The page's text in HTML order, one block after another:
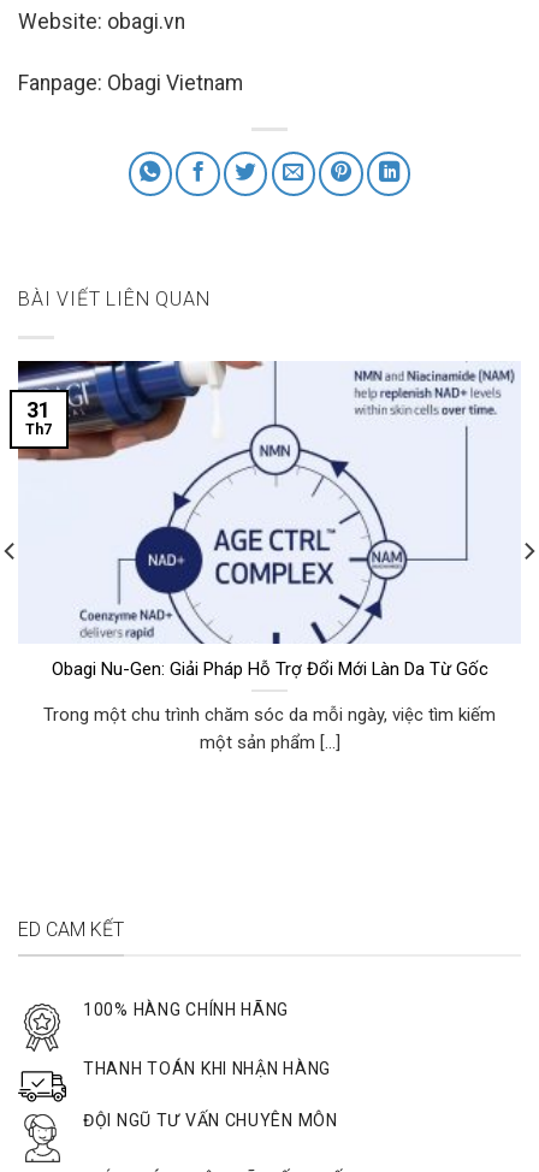
Website: obagi.vn
Fanpage: Obagi Vietnam
BÀI VIẾT LIÊN QUAN
Obagi Nu-Gen: Giải Pháp Hỗ Trợ Đổi Mới Làn Da Từ Gốc
Trong một chu trình chăm sóc da mỗi ngày, việc tìm kiếm
một sản phẩm [...]
31
Th7
ED CAM KẾT
100% HÀNG CHÍNH HÃNG
THANH TOÁN KHI NHẬN HÀNG
ĐỘI NGŨ TƯ VẤN CHUYÊN MÔN